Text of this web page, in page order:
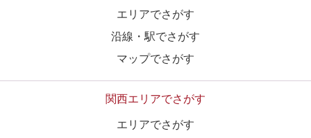
エリアでさがす
沿線・駅でさがす
マップでさがす
関西エリアでさがす
エリアでさがす